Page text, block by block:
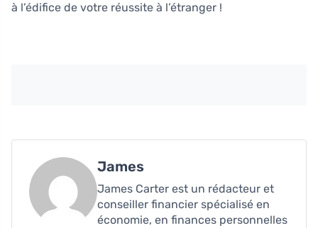
à l’édifice de votre réussite à l’étranger !
James
James Carter est un rédacteur et
conseiller financier spécialisé en
économie, en finances personnelles